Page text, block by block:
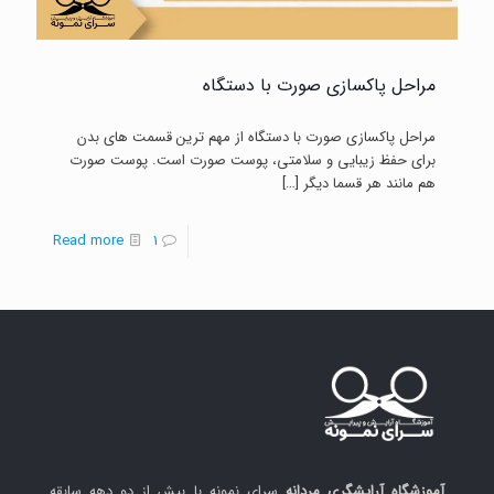
مراحل پاکسازی صورت با دستگاه
مراحل پاکسازی صورت با دستگاه از مهم ترین قسمت های بدن
برای حفظ زیبایی و سلامتی، پوست صورت است. پوست صورت
هم مانند هر قسما دیگر […]
1
Read more
-
پاکسازی